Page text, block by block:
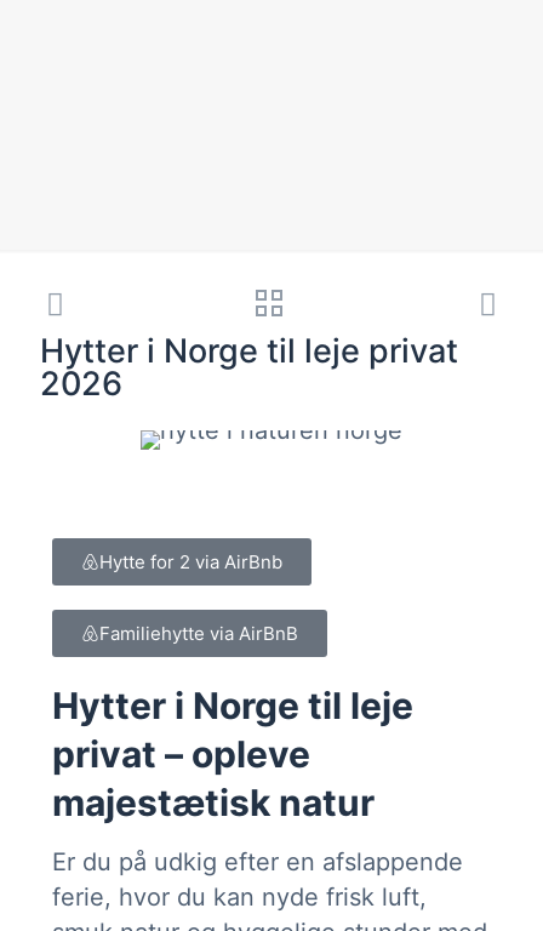
Hytter i Norge til leje privat
2026
Hytte for 2 via AirBnb
Familiehytte via AirBnB
Hytter i Norge til leje
privat – opleve
majestætisk natur
Er du på udkig efter en afslappende
ferie, hvor du kan nyde frisk luft,